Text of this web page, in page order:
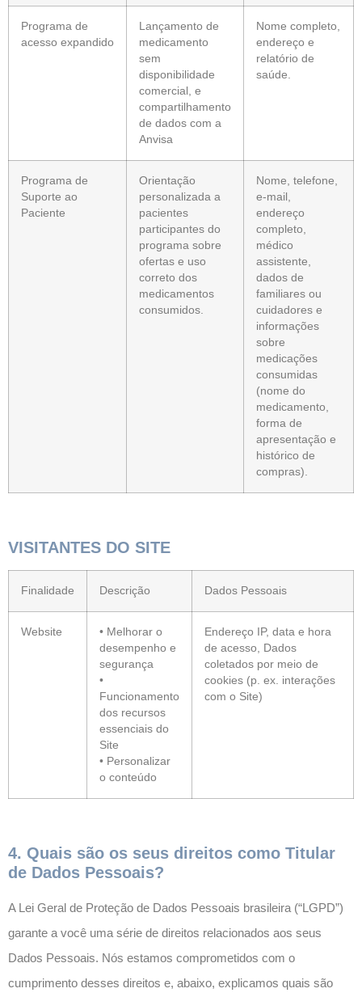
Programa de
acesso expandido
Lançamento de
medicamento
sem
disponibilidade
comercial, e
compartilhamento
de dados com a
Anvisa
Nome completo,
endereço e
relatório de
saúde.
Programa de
Suporte ao
Paciente
Orientação
personalizada a
pacientes
participantes do
programa sobre
ofertas e uso
correto dos
medicamentos
consumidos.
Nome, telefone,
e-mail,
endereço
completo,
médico
assistente,
dados de
familiares ou
cuidadores e
informações
sobre
medicações
consumidas
(nome do
medicamento,
forma de
apresentação e
histórico de
compras).
VISITANTES DO SITE
Finalidade Descrição Dados Pessoais
Website
• Melhorar o
desempenho e
segurança
•
Funcionamento
dos recursos
essenciais do
Site
• Personalizar
o conteúdo
Endereço IP, data e hora
de acesso, Dados
coletados por meio de
cookies (p. ex. interações
com o Site)
4. Quais são os seus direitos como Titular
de Dados Pessoais?
A Lei Geral de Proteção de Dados Pessoais brasileira (“LGPD”)
garante a você uma série de direitos relacionados aos seus
Dados Pessoais. Nós estamos comprometidos com o
cumprimento desses direitos e, abaixo, explicamos quais são